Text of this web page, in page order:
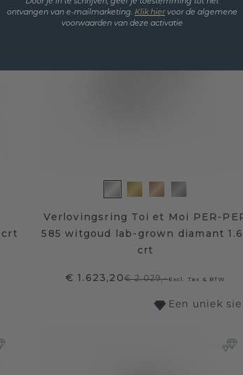
crt
Verlovingsring Toi et Moi PER-
585 witgoud lab-grown diamant
crt
€ 1.623,20€ 2.029,-Excl. Tax & BTW
Een uniek
Door je in te schrijven, geef je toestemming tot het
ontvangen van e-mailmarketing. Klik hiervoor de algemene
voorwaarden van deze activatie